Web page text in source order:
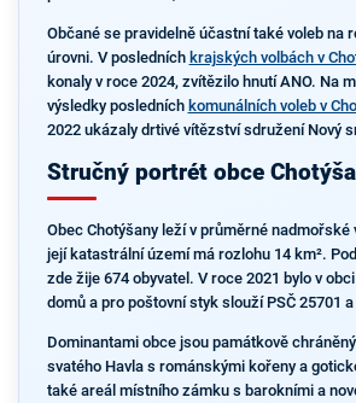
Občané se pravidelně účastní také voleb na
úrovni. V posledních krajských volbách v
konaly v roce 2024, zvítězilo hnutí ANO. Na
výsledky posledních komunálních voleb v
2022 ukázaly drtivé vítězství sdružení Nový
Stručný portrét obce
Obec Chotýšany leží v průměrné nadmořské
její katastrální území má rozlohu 14 km².
zde žije 674 obyvatel. V roce 2021 bylo v
domů a pro poštovní styk slouží PSČ 25701
Dominantami obce jsou památkově
svatého Havla s románskými kořeny a
také areál místního zámku s barokními a